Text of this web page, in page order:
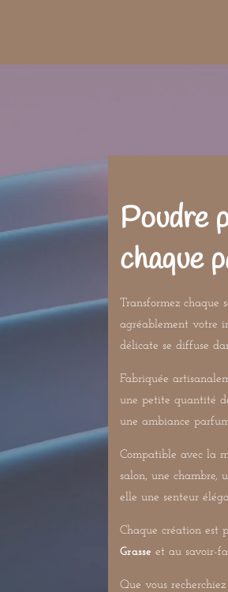
Poudre
chaque
Transformez chaque
agréablement votre
délicate se diffuse
Fabriquée
une petite quantité
une ambiance
Compatible avec la
salon, une chambre,
elle une senteur
Chaque création est
Grasse et au savoir-
Que vous recherchiez